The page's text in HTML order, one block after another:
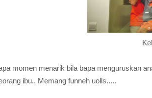
momen menarik bila bapa menguruskan
ibu.. Memang funneh uolls.....